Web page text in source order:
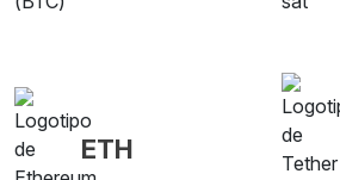
ETH